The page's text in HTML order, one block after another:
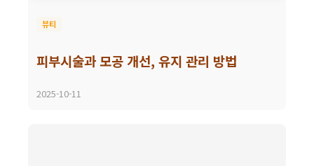
뷰티
피부시술과 모공 개선, 유지 관리 방법
2025-10-11